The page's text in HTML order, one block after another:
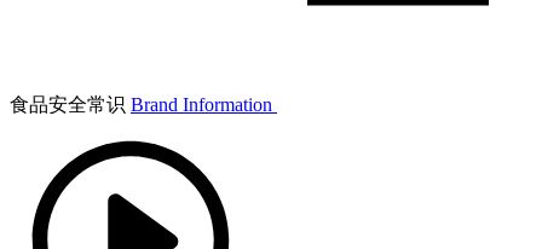
食品安全常识 Brand Information